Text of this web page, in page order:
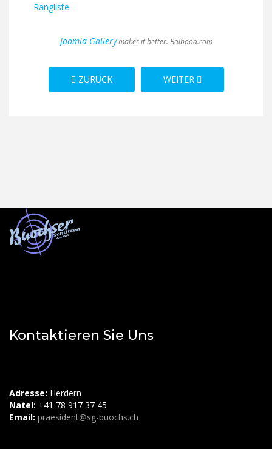
Rangliste
Joomla Gallerymakes it better. Balbooa.com
VORHERIGER BEITRAG: HOHE BETEILIGUNG AM
ZURÜCK NÄCHSTER BEITRAG:
WEITER
Kontaktieren Sie Uns
Adresse: Herdern
Natel: +41 78 917 37 45
Email: praesident@sg-buochs.ch